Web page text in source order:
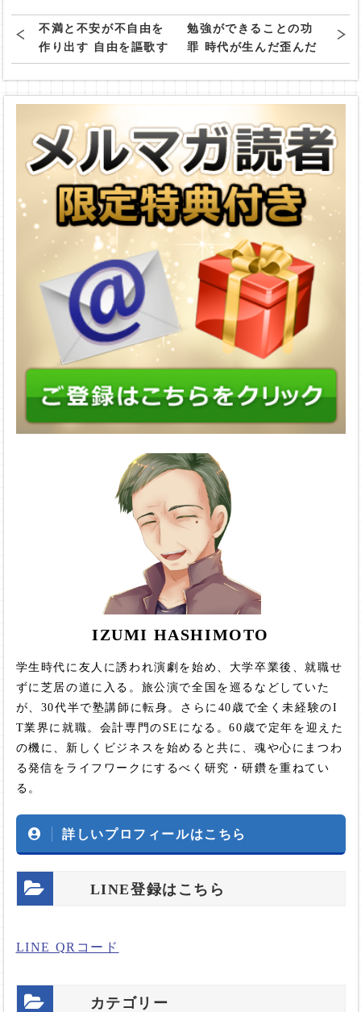
不満と不安が不自由を
作り出す 自由を謳歌す
るために必要なことと
は
勉強ができることの功
罪 時代が生んだ歪んだ
価値観の正体
IZUMI HASHIMOTO
学生時代に友人に誘われ演劇を始め、大学卒業後、就職せ
ずに芝居の道に入る。旅公演で全国を巡るなどしていた
が、30代半で塾講師に転身。さらに40歳で全く未経験のI
T業界に就職。会計専門のSEになる。60歳で定年を迎えた
の機に、新しくビジネスを始めると共に、魂や心にまつわ
る発信をライフワークにするべく研究・研鑽を重ねてい
る。
詳しいプロフィールはこちら
LINE登録はこちら
LINE QRコード
カテゴリー